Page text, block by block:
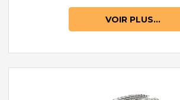
VOIR PLUS...